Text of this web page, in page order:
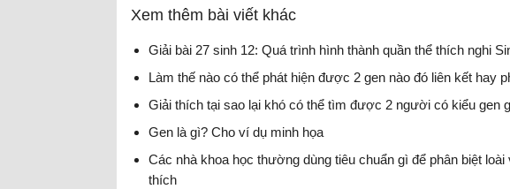
Xem thêm bài viết khác
Giải bài 27 sinh 12: Quá trình hình thành quần thể thích nghi
Làm thế nào có thể phát hiện được 2 gen nào đó liên kết hay
Giải thích tại sao lại khó có thể tìm được 2 người có kiểu gen
Gen là gì? Cho ví dụ minh họa
Các nhà khoa học thường dùng tiêu chuẩn gì để phân biệt
thích